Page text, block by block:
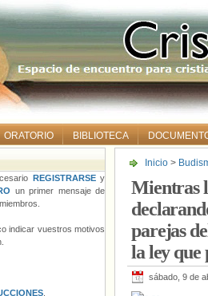
ORATORIO BIBLIOTECA
Inicio >
parejas del
personas
Mientras
parejas
la ley que
sábado, 9 de
REGISTRARSEy
un primer mensaje de
indicar vuestros motivos